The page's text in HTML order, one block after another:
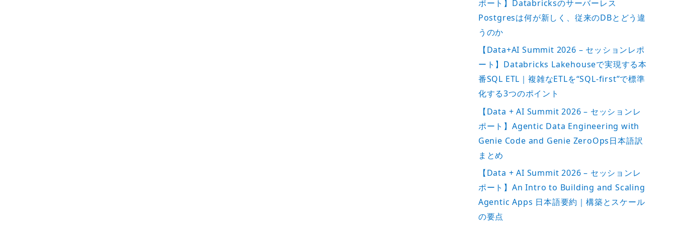
ポート】Databricksのサーバーレス
Postgresは何が新しく、従来のDBとどう違
うのか
【Data+AI Summit 2026 – セッションレポ
ート】Databricks Lakehouseで実現する本
番SQL ETL｜複雑なETLを“SQL-first”で標準
化する3つのポイント
【Data + AI Summit 2026 – セッションレ
ポート】Agentic Data Engineering with
Genie Code and Genie ZeroOps日本語訳
まとめ
【Data + AI Summit 2026 – セッションレ
ポート】An Intro to Building and Scaling
Agentic Apps 日本語要約｜構築とスケール
の要点